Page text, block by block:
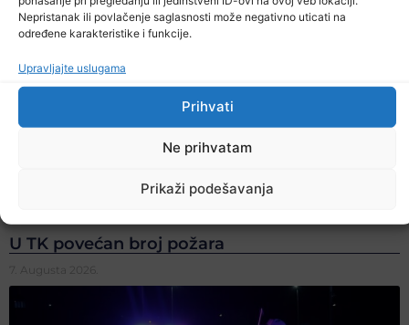
Nepristanak ili povlačenje saglasnosti može negativno uticati na
određene karakteristike i funkcije.
Upravljajte uslugama
Prihvati
Ne prihvatam
Prikaži podešavanja
U TK povećan broj požara
7. Augusta 2026.